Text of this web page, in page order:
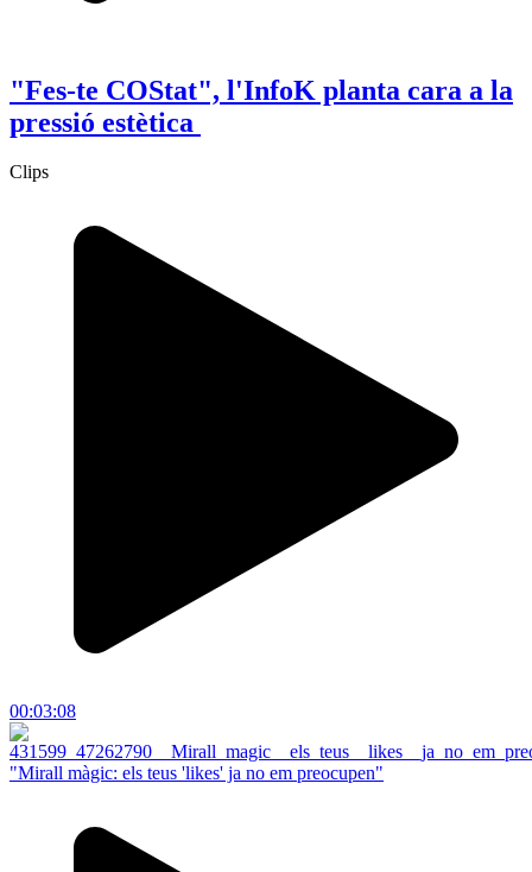
"Fes-te COStat", l'InfoK planta cara a la
pressió estètica
Clips
00:03:08
"Mirall màgic: els teus 'likes' ja no em preocupen"